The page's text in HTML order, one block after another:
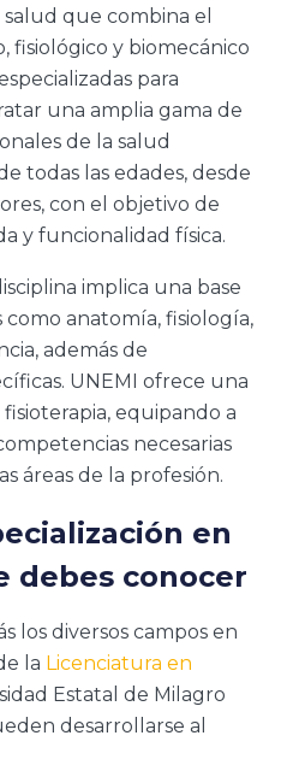
que combina el
fisiológico y biomecánico
para
una amplia gama de
de la salud
todas las edades, desde
con el objetivo de
y funcionalidad física.
implica una base
como anatomía, fisiología,
además de
UNEMI ofrece una
equipando a
necesarias
áreas de la profesión.
en
debes conocer
los diversos campos en
la Licenciatura en
Estatal de Milagro
desarrollarse al